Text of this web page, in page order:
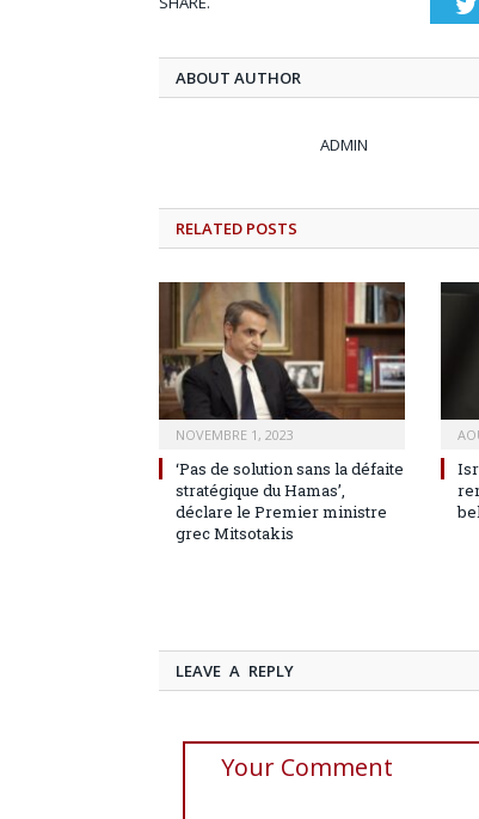
ABOUT AUTHOR
ADMIN
RELATED POSTS
NOVEMBRE 1, 2023
‘Pas de solution sans la défaite
stratégique du Hamas’,
déclare le Premier ministre
grec Mitsotakis
LEAVE A REPLY